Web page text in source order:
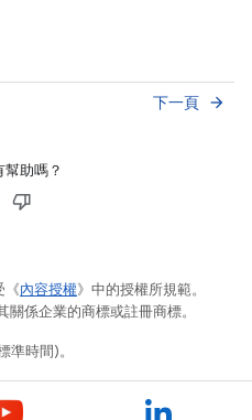
下一頁 arrow_forward
助嗎？
《內容授權》中的授權所規範。
係企業的商標或註冊商標。
時間)。